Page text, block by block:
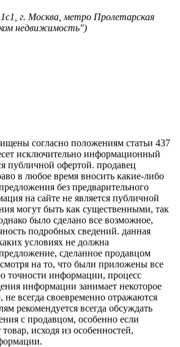
г. Москва, метро Пролетарская
недвижимость")
согласно положениям статьи 437
исключительно информационный
публичной офертой. продавец
в любое время вносить какие-либо
без предварительного
на сайте не является публичной
могут быть как существенными, так
было сделано все возможное,
подробных сведений. данная
условиях не должна
сделанное продавцом
на то, что были приложены все
точности информации, процесс
информации занимает некоторое
не всегда своевременно отражаются
рекомендуется всегда обсуждать
с продавцом, особенно если
исходя из особенностей,